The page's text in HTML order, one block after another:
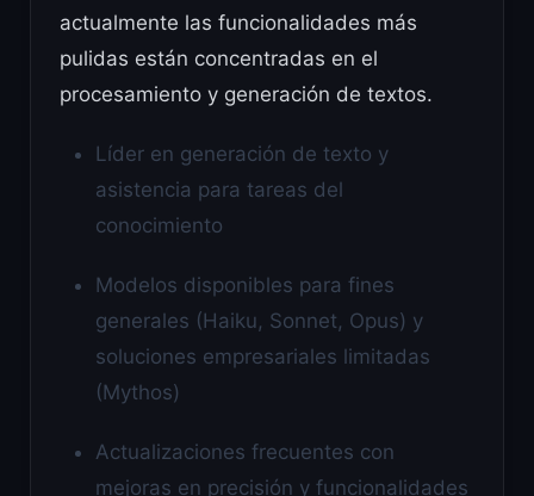
actualmente las funcionalidades más
pulidas están concentradas en el
procesamiento y generación de textos.
Líder en generación de texto y
asistencia para tareas del
conocimiento
Modelos disponibles para fines
generales (Haiku, Sonnet, Opus) y
soluciones empresariales limitadas
(Mythos)
Actualizaciones frecuentes con
mejoras en precisión y funcionalidades